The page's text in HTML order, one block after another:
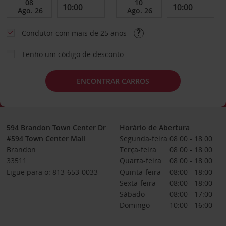
Condutor com mais de 25 anos
Tenho um código de desconto
ENCONTRAR CARROS
594 Brandon Town Center Dr
#594 Town Center Mall
Brandon
33511
Ligue para o: 813-653-0033
Horário de Abertura
Segunda-feira 08:00 - 18:00
Terça-feira
08:00 - 18:00
Quarta-feira
08:00 - 18:00
Quinta-feira
08:00 - 18:00
Sexta-feira
08:00 - 18:00
Sábado
08:00 - 17:00
Domingo
10:00 - 16:00